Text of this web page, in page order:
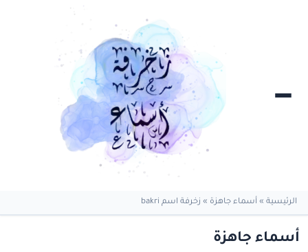
الرئيسية » أسماء جاهزة » زخرفة اسم bakri
أسماء جاهزة